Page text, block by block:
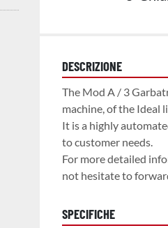
DESCRIZIONE
The Mod A / 3
machine, of the Ideal
It is a highly
to customer needs.
For more detailed
not hesitate to
SPECIFICHE